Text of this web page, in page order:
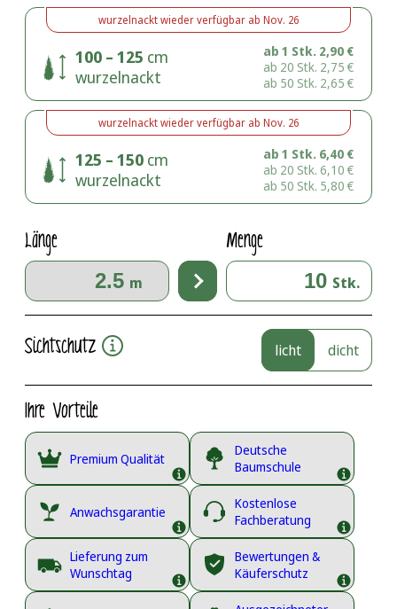
wurzelnacktwieder verfügbar ab Nov. 26
100 – 125 cm
wurzelnackt
ab 1 Stk. 2,90 €
ab 20 Stk. 2,75 €
ab 50 Stk. 2,65 €
wurzelnacktwieder verfügbar ab Nov. 26
125 – 150 cm
wurzelnackt
ab 1 Stk. 6,40 €
ab 20 Stk. 6,10 €
ab 50 Stk. 5,80 €
Länge
m
Menge
Stk.
Sichtschutz licht dicht
Ihre Vorteile
Premium Qualität
Deutsche
Baumschule
Anwachsgarantie
Kostenlose
Fachberatung
Lieferung zum
Wunschtag
Bewertungen &
Käuferschutz